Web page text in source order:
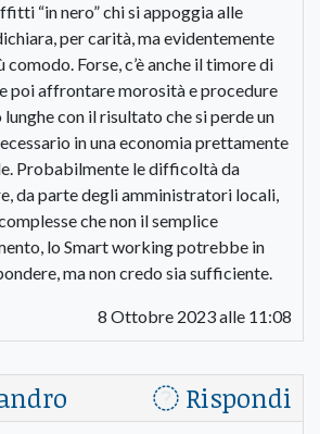
“in nero” chi si appoggia alle
per carità, ma evidentemente
comodo. Forse, c’è anche il timore di
poi affrontare morosità e procedure
con il risultato che si perde un
in una economia prettamente
Probabilmente le difficoltà da
da parte degli amministratori locali,
che non il semplice
lo Smart working potrebbe in
ma non credo sia sufficiente.
8 Ottobre 2023 alle 11:08
Rispondi